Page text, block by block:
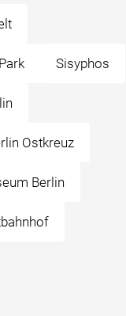
Sisyphos
Ostkreuz
Berlin